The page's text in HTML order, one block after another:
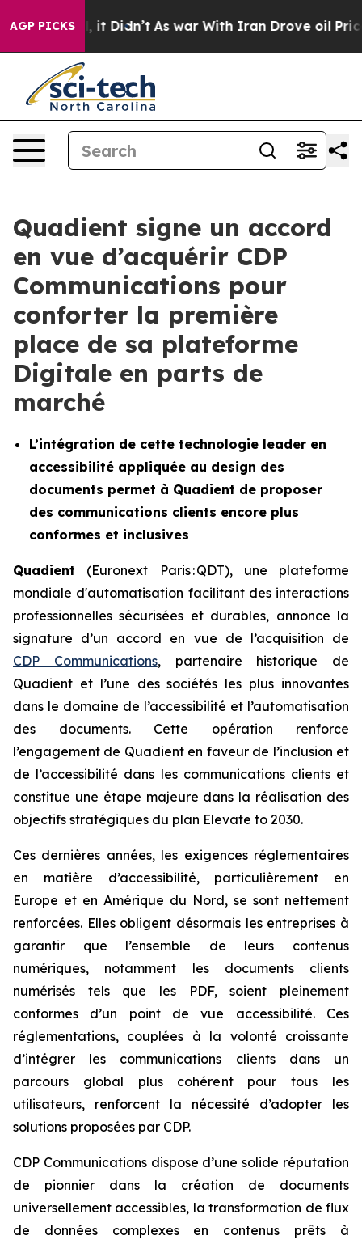
AGP PICKS
Well, it Didn’t As war With Iran Drove oil Prices
Quadient signe un accord
en vue d’acquérir CDP
Communications pour
conforter la première
place de sa plateforme
Digitale en parts de
marché
L’intégration de cette technologie leader en
accessibilité appliquée au design des
documents permet à Quadient de proposer
des communications clients encore plus
conformes et inclusives
Quadient (Euronext Paris : QDT), une plateforme
mondiale d'automatisation facilitant des interactions
professionnelles sécurisées et durables, annonce la
signature d’un accord en vue de l’acquisition de
CDP Communications, partenaire historique de
Quadient et l’une des sociétés les plus innovantes
dans le domaine de l’accessibilité et l’automatisation
des documents. Cette opération renforce
l’engagement de Quadient en faveur de l’inclusion et
de l’accessibilité dans les communications clients et
constitue une étape majeure dans la réalisation des
objectifs stratégiques du plan Elevate to 2030.
Ces dernières années, les exigences réglementaires
en matière d’accessibilité, particulièrement en
Europe et en Amérique du Nord, se sont nettement
renforcées. Elles obligent désormais les entreprises à
garantir que l’ensemble de leurs contenus
numériques, notamment les documents clients
numérisés tels que les PDF, soient pleinement
conformes d’un point de vue accessibilité. Ces
réglementations, couplées à la volonté croissante
d’intégrer les communications clients dans un
parcours global plus cohérent pour tous les
utilisateurs, renforcent la nécessité d’adopter les
solutions proposées par CDP.
CDP Communications dispose d’une solide réputation
de pionnier dans la création de documents
universellement accessibles, la transformation de flux
de données complexes en contenus prêts à